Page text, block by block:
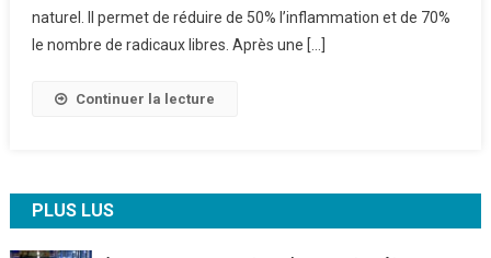
Soigner
Les
naturel. Il permet de réduire de 50% l’inflammation et de 70%
le nombre de radicaux libres. Après une […]
Continuer la lecture
PLUS LUS